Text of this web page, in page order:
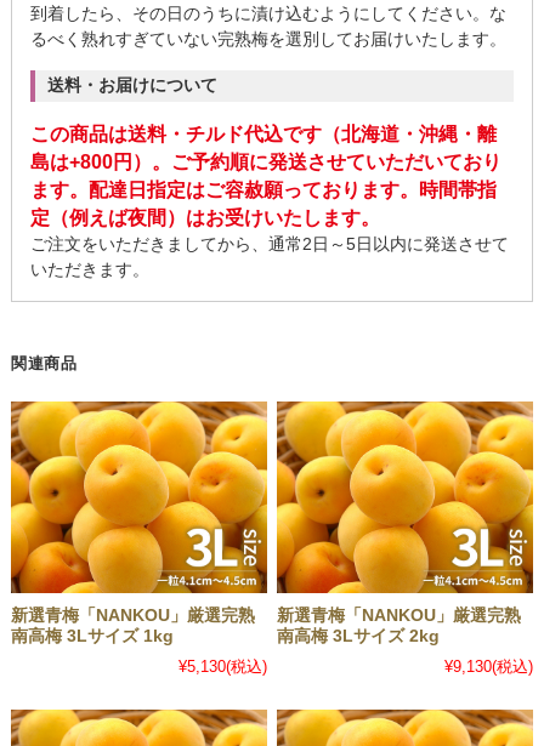
到着したら、その日のうちに漬け込むようにしてください。な
るべく熟れすぎていない完熟梅を選別してお届けいたします。
送料・お届けについて
この商品は送料・チルド代込です（北海道・沖縄・離
島は+800円）。ご予約順に発送させていただいており
ます。配達日指定はご容赦願っております。時間帯指
定（例えば夜間）はお受けいたします。
ご注文をいただきましてから、通常2日～5日以内に発送させて
いただきます。
関連商品
新選青梅「NANKOU」厳選完熟
南高梅 3Lサイズ 1kg
¥5,130(税込)
新選青梅「NANKOU」厳選完熟
南高梅 3Lサイズ 2kg
¥9,130(税込)